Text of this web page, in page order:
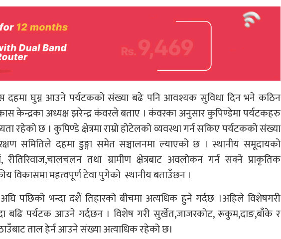
दहमा घुम्न आउने पर्यटकको संख्या बढे पनि आवश्यक सुविधा दिन भने कठिन
केन्द्रका अध्यक्ष झरेन्द्र कंवरले बताए । कंवरका अनुसार कुपिण्डेमा पर्यटकहरु
रहेको छ । कुपिण्डे क्षेत्रमा राम्रो होटेलको व्यवस्था गर्न सकिए पर्यटकको संख्या
समितिले दहमा डुङ्गा समेत सञ्चालनमा ल्याएको छ । स्थानीय समूदायको
तथा ग्रामीण क्षेत्रबाट अवलोकन गर्न सक्ने प्राकृतिक
विकासमा महत्वपूर्ण टेवा पुगेको स्थानीय बताउँछन ।
पछिको भन्दा दशैं तिहारको बीचमा अत्यधिक हुने गर्दछ ।अहिले विशेषगरी
बढि पर्यटक आउने गर्दछन । विशेष गरी सुर्खेत,जाजरकोट, रूकुम,दाङ,बाँके र
ताल हेर्न आउने संख्या अत्याधिक रहेको छ।